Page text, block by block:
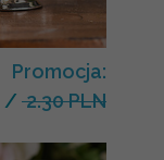
Promocja:
/ 2.30 PLN